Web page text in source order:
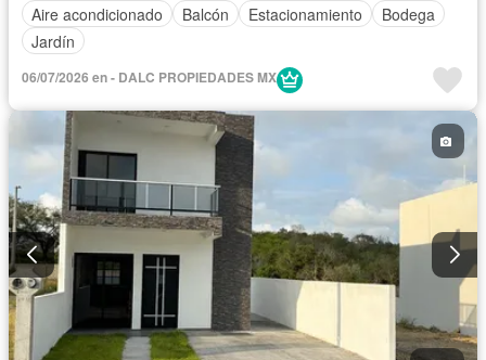
Aire acondicionado
Balcón Estacionamiento
Bodega
Jardín
06/07/2026 en - DALC PROPIEDADES MX